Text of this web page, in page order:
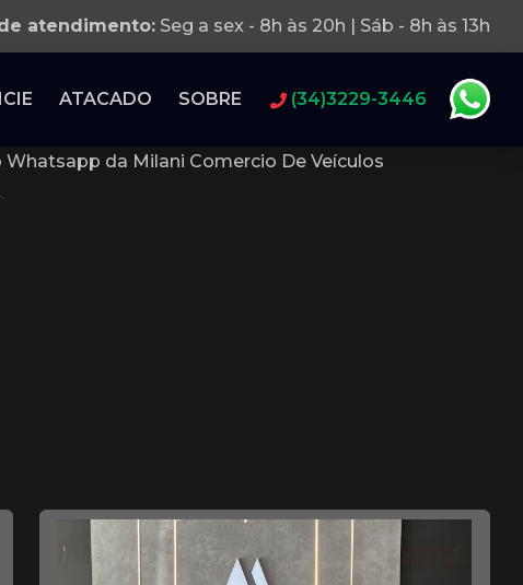
atendimento: Seg a sex - 8h às 20h | Sáb - 8h às 13h
ATACADO SOBRE (34)3229-3446
da Milani Comercio De Veículos